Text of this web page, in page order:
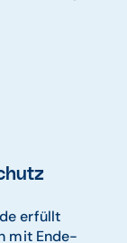
erfüllt
mit Ende-